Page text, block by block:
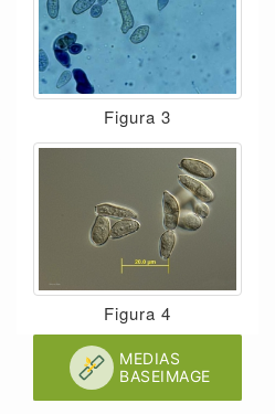
Figura 3
Figura 4